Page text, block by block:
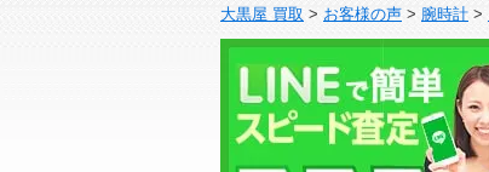
大黒屋 買取 > お客様の声 > 腕時計 >